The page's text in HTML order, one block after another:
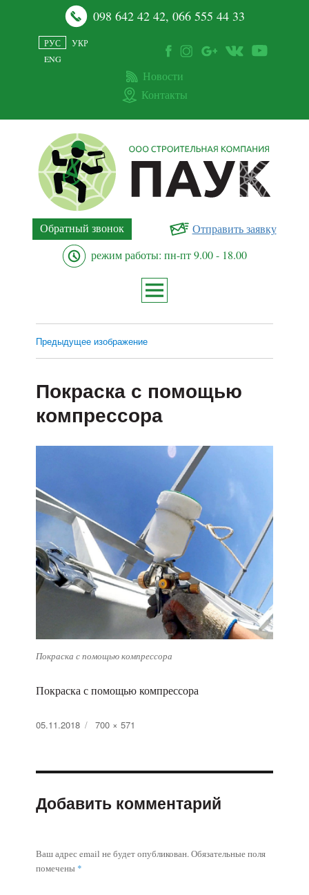
098 642 42 42, 066 555 44 33
РУС
УКР
ENG
Новости
Контакты
Обратный звонок
Отправить заявку
режим работы: пн-пт 9.00 - 18.00
Предыдущее изображение
Покраска с помощью
компрессора
Покраска с помощью компрессора
Покраска с помощью компрессора
Опубликовано
05.11.2018
Полный
700 × 571
Добавить комментарий
Ваш адрес email не будет опубликован.Обязательные поля
помечены *